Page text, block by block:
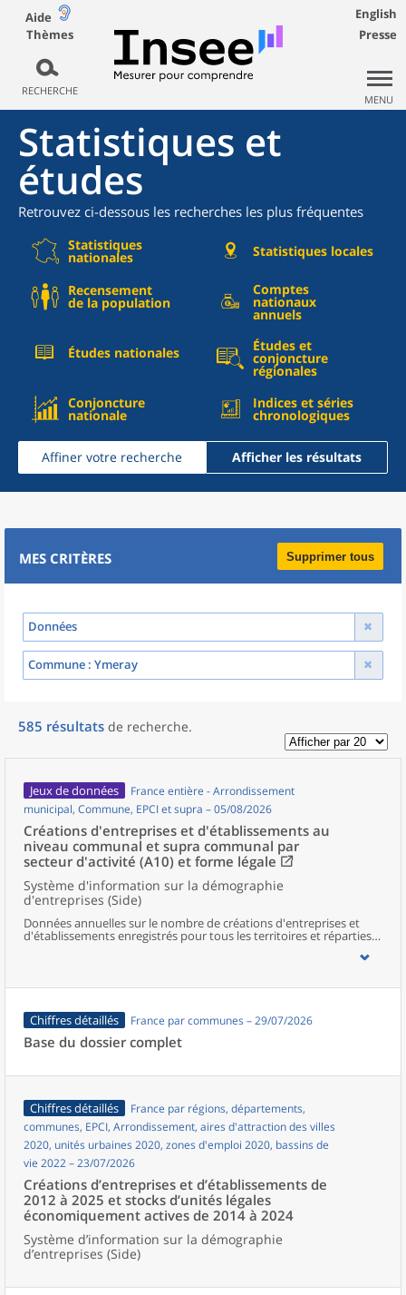
Aide
Thèmes
RECHERCHE
English
Presse
MENU
Statistiques et
études
Retrouvez ci-dessous les recherches les plus fréquentes
Statistiques
nationales Statistiques locales
Recensement
de la population
Comptes
nationaux
annuels
Études nationales Études et
conjoncture
régionales
Conjoncture
nationale
Indices et séries
chronologiques
Affiner votre recherche Afficher les résultats
MES CRITÈRES Supprimer tous
Données
Commune : Ymeray
585 résultats de recherche.
Jeux de données
France entière - Arrondissement
municipal, Commune, EPCI et supra – 05/08/2026
Créations d'entreprises et d'établissements au
niveau communal et supra communal par
secteur d'activité (A10) et forme légale
Système d'information sur la démographie
d'entreprises (Side)
Données annuelles sur le nombre de créations d'entreprises et
d'établissements enregistrés pour tous les territoires et réparties
selon le secteur d’activité et la forme légale.
Chiffres détaillés France par communes – 29/07/2026
Base du dossier complet
Chiffres détaillés
France par régions, départements,
communes, EPCI, Arrondissement, aires d'attraction des villes
2020, unités urbaines 2020, zones d'emploi 2020, bassins de
vie 2022 – 23/07/2026
Créations d’entreprises et d’établissements de
2012 à 2025 et stocks d’unités légales
économiquement actives de 2014 à 2024
Système d’information sur la démographie
d’entreprises (Side)